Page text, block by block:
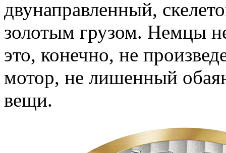
двунаправленный,
золотым грузом. Немцы
это, конечно, не
мотор, не лишенный
вещи.